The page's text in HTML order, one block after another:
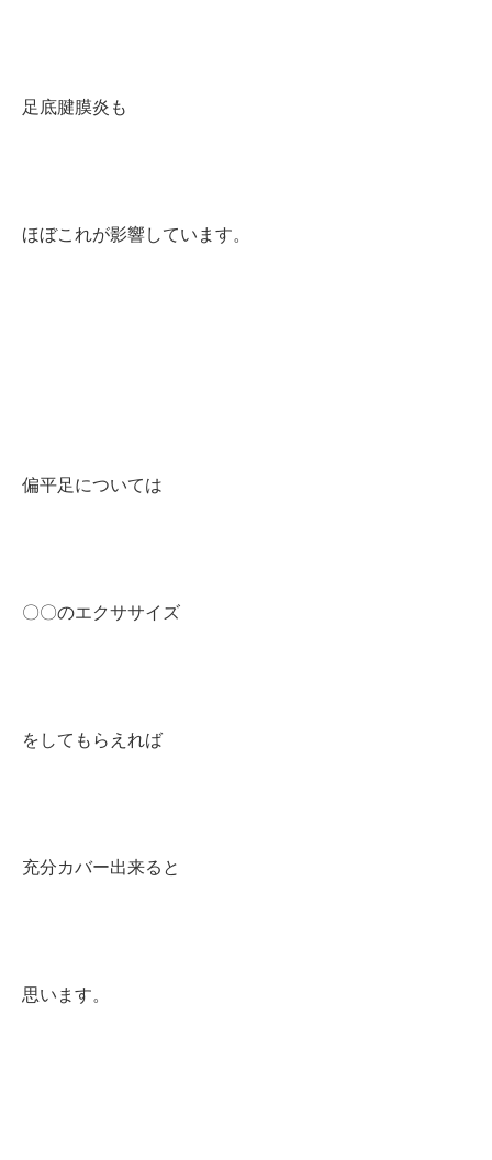
足底腱膜炎も
ほぼこれが影響しています。
偏平足については
〇〇のエクササイズ
をしてもらえれば
充分カバー出来ると
思います。